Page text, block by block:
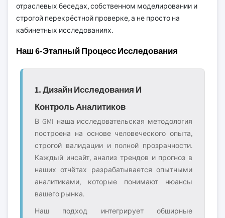
отраслевых беседах, собственном моделировании и
строгой перекрёстной проверке, а не просто на
кабинетных исследованиях.
Наш 6-Этапный Процесс Исследования
1. Дизайн Исследования И
Контроль Аналитиков
В GMI наша исследовательская методология
построена на основе человеческого опыта,
строгой валидации и полной прозрачности.
Каждый инсайт, анализ трендов и прогноз в
наших отчётах разрабатывается опытными
аналитиками, которые понимают нюансы
вашего рынка.
Наш подход интегрирует обширные